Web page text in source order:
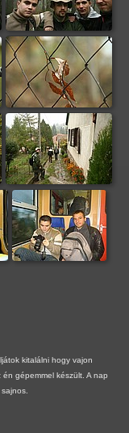
kitalálni hogy vajon
gépemmel készült. A nap